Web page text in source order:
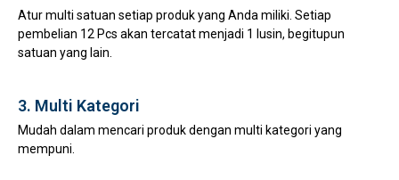
Atur multi satuan setiap produk yang Anda miliki. Setiap
pembelian 12 Pcs akan tercatat menjadi 1 lusin, begitupun
satuan yang lain.
3. Multi Kategori
Mudah dalam mencari produk dengan multi kategori yang
mempuni.